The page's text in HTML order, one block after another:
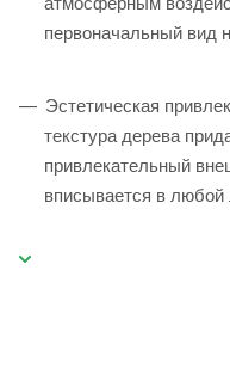
первоначальный вид
Эстетическая
текстура дерева
привлекательный
вписывается в